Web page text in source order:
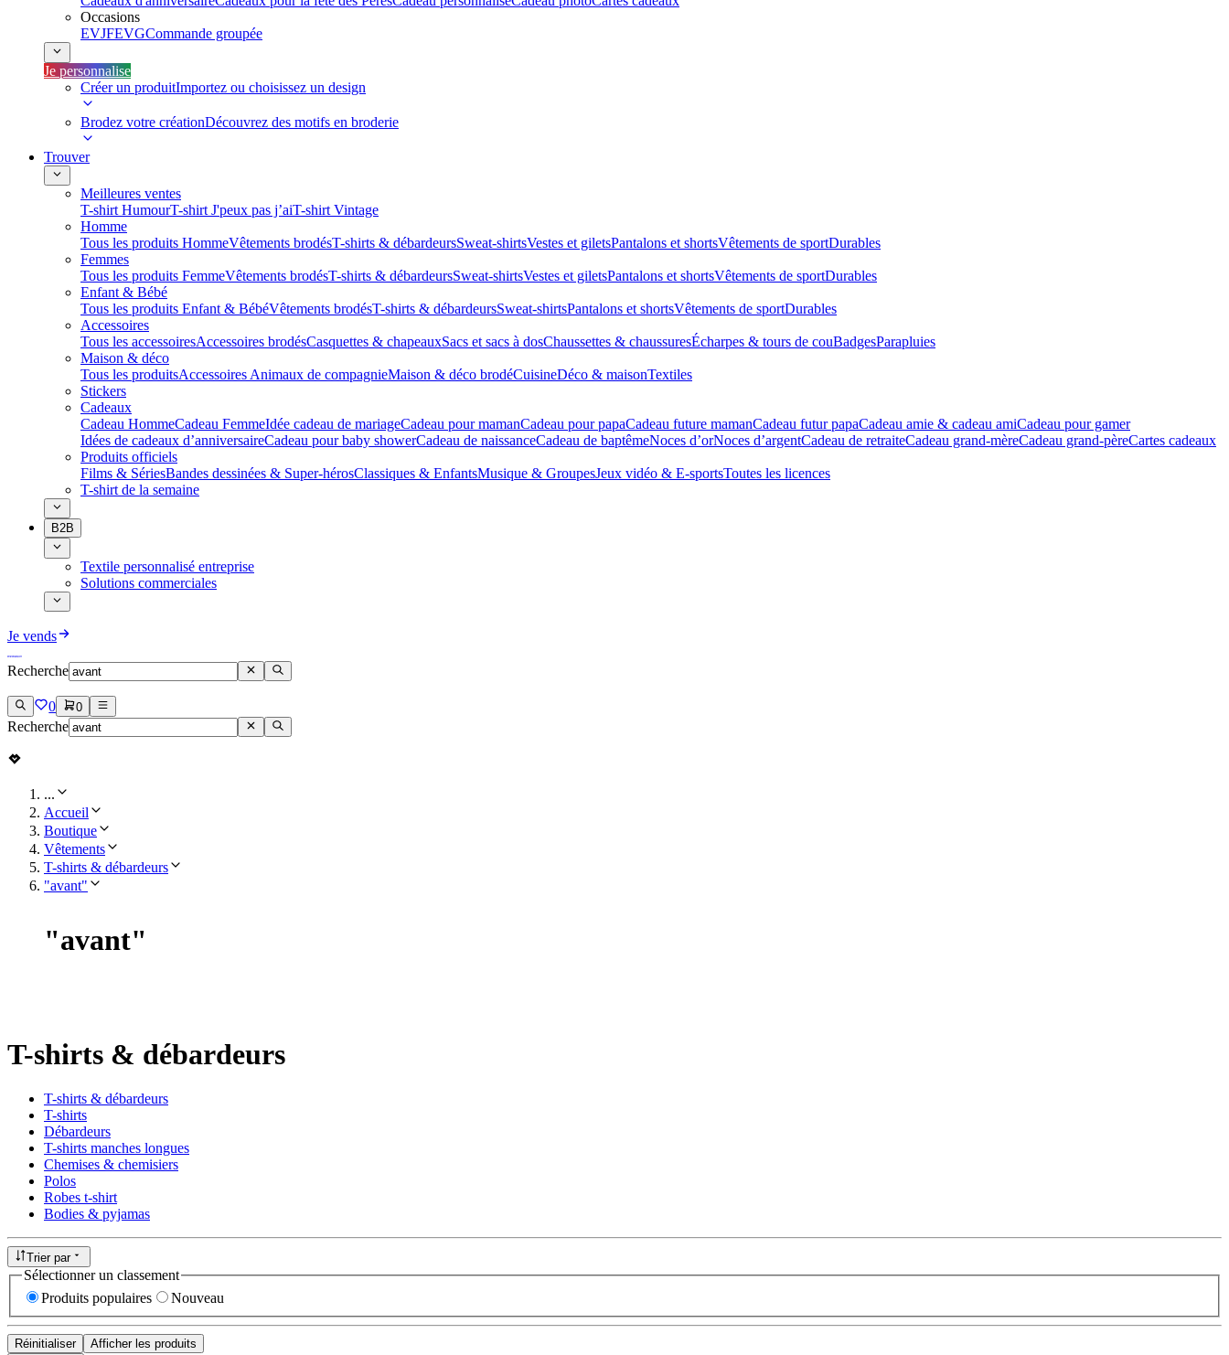
Occasions
EVJFEVGCommande groupée
Je personnalise
Créer un produitImportez ou choisissez un design
Brodez votre créationDécouvrez des motifs en broderie
Trouver
Meilleures ventes
T-shirt HumourT-shirt J'peux pas j’aiT-shirt Vintage
Homme
Tous les produits HommeVêtements brodésT-shirts & débardeursSweat-shirtsVestes et giletsPantalons et shortsVêtements de sportDurables
Femmes
Tous les produits FemmeVêtements brodésT-shirts & débardeursSweat-shirtsVestes et giletsPantalons et shortsVêtements de sportDurables
Enfant & Bébé
Tous les produits Enfant & BébéVêtements brodésT-shirts & débardeursSweat-shirtsPantalons et shortsVêtements de sportDurables
Accessoires
Tous les accessoiresAccessoires brodésCasquettes & chapeauxSacs et sacs à dosChaussettes & chaussuresÉcharpes & tours de couBadgesParapluies
Maison & déco
Tous les produitsAccessoires Animaux de compagnieMaison & déco brodéCuisineDéco & maisonTextiles
Stickers
Cadeaux
Cadeau HommeCadeau FemmeIdée cadeau de mariage​Cadeau pour mamanCadeau pour papaCadeau future mamanCadeau futur papaCadeau amie & cadeau amiCadeau pour gamer
Idées de cadeaux d’anniversaireCadeau pour baby showerCadeau de naissanceCadeau de baptêmeNoces d’orNoces d’argentCadeau de retraiteCadeau grand-mèreCadeau grand-pèreCartes cadeaux
Produits officiels
Films & SériesBandes dessinées & Super-hérosClassiques & EnfantsMusique & GroupesJeux vidéo & E-sportsToutes les licences
T-shirt de la semaine
B2B
Textile personnalisé entreprise
Solutions commerciales
Je vends
Recherche
0 0
Recherche
...
Accueil
Boutique
Vêtements
T-shirts & débardeurs
"avant"
"avant"
T-shirts & débardeurs
T-shirts & débardeurs
T-shirts
Débardeurs
T-shirts manches longues
Chemises & chemisiers
Polos
Robes t-shirt
Bodies & pyjamas
Trier par
Sélectionner un classement
Produits populaires
Nouveau
Réinitialiser
Afficher les produits